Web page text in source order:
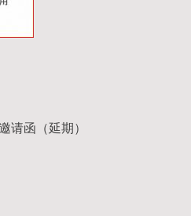
函（延期）